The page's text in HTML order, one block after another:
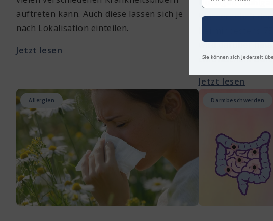
auftreten kann. Auch diese lassen sich je
nach Lokalisation einteilen.
Jetzt lesen
Wassergehalt
bei mindestens
wird darüber
chronischem
Jetzt lesen
Allergien Darmbeschwerden
Sie können sich jederzeit